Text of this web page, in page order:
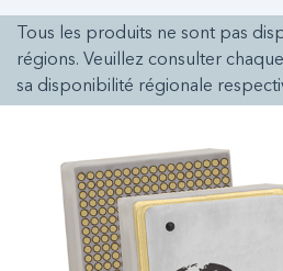
Tous les produits ne sont pas
régions. Veuillez consulter
sa disponibilité régionale